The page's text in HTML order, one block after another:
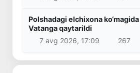
Polshadagi elchixona
Vatanga qaytarildi
7 avg 2026, 17:09
267